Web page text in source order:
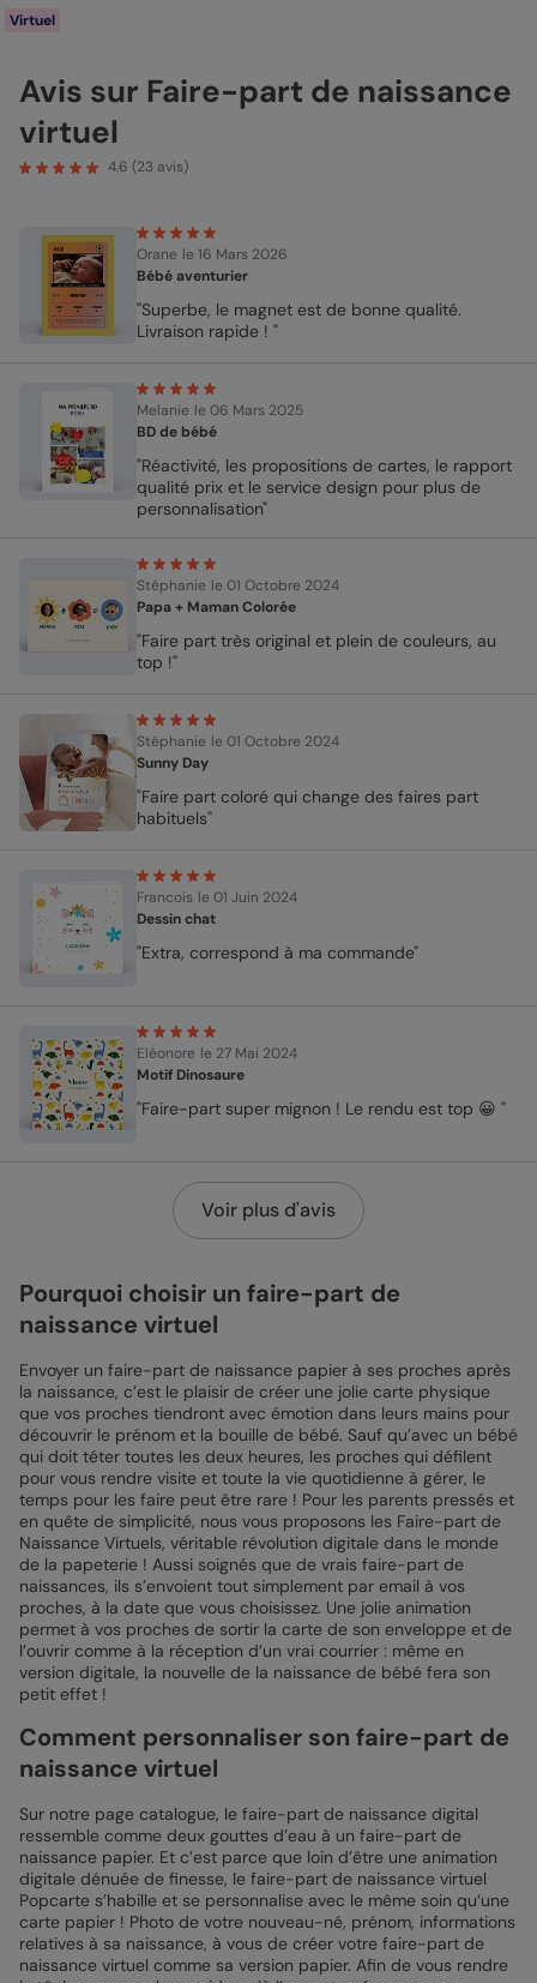
Virtuel
Avis sur Faire-part de naissance
virtuel
4.6 (23 avis)
Orane le 16 Mars 2026
Bébé aventurier
"Superbe, le magnet est de bonne qualité.
Livraison rapide ! "
Melanie le 06 Mars 2025
BD de bébé
"Réactivité, les propositions de cartes, le rapport
qualité prix et le service design pour plus de
personnalisation"
Stéphanie le 01 Octobre 2024
Papa + Maman Colorée
"Faire part très original et plein de couleurs, au
top !"
Stéphanie le 01 Octobre 2024
Sunny Day
"Faire part coloré qui change des faires part
habituels"
Francois le 01 Juin 2024
Dessin chat
"Extra, correspond à ma commande"
Eléonore le 27 Mai 2024
Motif Dinosaure
"Faire-part super mignon ! Le rendu est top 😀 "
Voir plus d'avis
Pourquoi choisir un faire-part de
naissance virtuel
Envoyer un faire-part de naissance papier à ses proches après
la naissance, c’est le plaisir de créer une jolie carte physique
que vos proches tiendront avec émotion dans leurs mains pour
découvrir le prénom et la bouille de bébé. Sauf qu’avec un bébé
qui doit téter toutes les deux heures, les proches qui défilent
pour vous rendre visite et toute la vie quotidienne à gérer, le
temps pour les faire peut être rare ! Pour les parents pressés et
en quête de simplicité, nous vous proposons les Faire-part de
Naissance Virtuels, véritable révolution digitale dans le monde
de la papeterie ! Aussi soignés que de vrais faire-part de
naissances, ils s’envoient tout simplement par email à vos
proches, à la date que vous choisissez. Une jolie animation
permet à vos proches de sortir la carte de son enveloppe et de
l’ouvrir comme à la réception d’un vrai courrier : même en
version digitale, la nouvelle de la naissance de bébé fera son
petit effet !
Comment personnaliser son faire-part de
naissance virtuel
Sur notre page catalogue, le faire-part de naissance digital
ressemble comme deux gouttes d’eau à un faire-part de
naissance papier. Et c’est parce que loin d’être une animation
digitale dénuée de finesse, le faire-part de naissance virtuel
Popcarte s’habille et se personnalise avec le même soin qu’une
carte papier ! Photo de votre nouveau-né, prénom, informations
relatives à sa naissance, à vous de créer votre faire-part de
naissance virtuel comme sa version papier. Afin de vous rendre